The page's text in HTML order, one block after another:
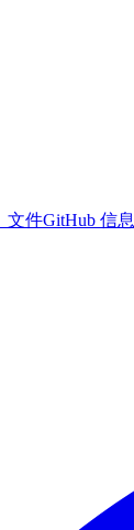
文件GitHub 信息